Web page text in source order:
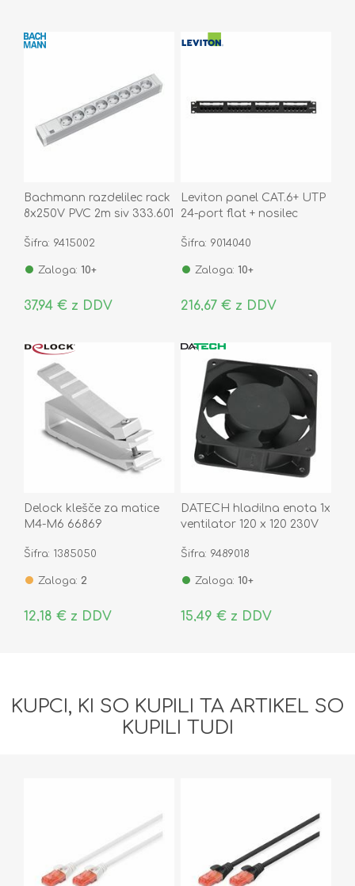
Bachmann razdelilec rack
8x250V PVC 2m siv 333.601
Šifra: 9415002
Zaloga: 10+
37,94 € z DDV
Leviton panel CAT.6+ UTP
24-port flat + nosilec
Šifra: 9014040
Zaloga: 10+
216,67 € z DDV
Delock klešče za matice
M4-M6 66869
Šifra: 1385050
Zaloga: 2
12,18 € z DDV
DATECH hladilna enota 1x
ventilator 120 x 120 230V
Šifra: 9489018
Zaloga: 10+
15,49 € z DDV
KUPCI, KI SO KUPILI TA ARTIKEL SO
KUPILI TUDI